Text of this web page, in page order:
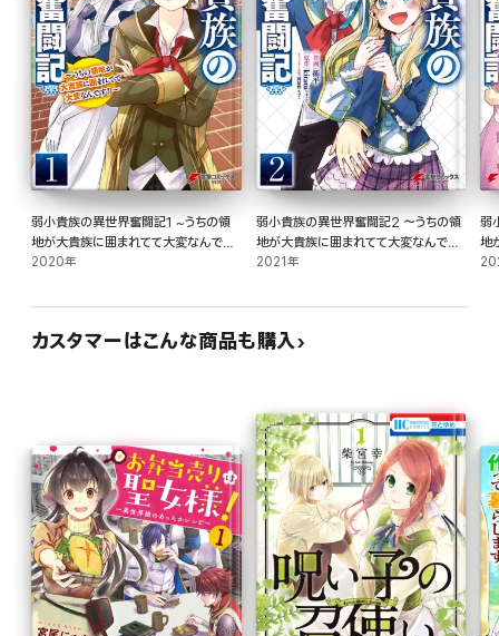
弱小貴族の異世界奮闘記1 ~うちの領
地が大貴族に囲まれてて大変なんで
す!~
2020年
弱小貴族の異世界奮闘記2 ～うちの領
地が大貴族に囲まれてて大変なんです!
～
2021年
弱
地
～
カスタマーはこんな商品も購入